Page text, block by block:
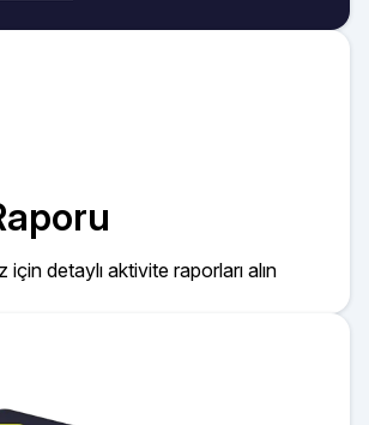
için detaylı aktivite raporları alın